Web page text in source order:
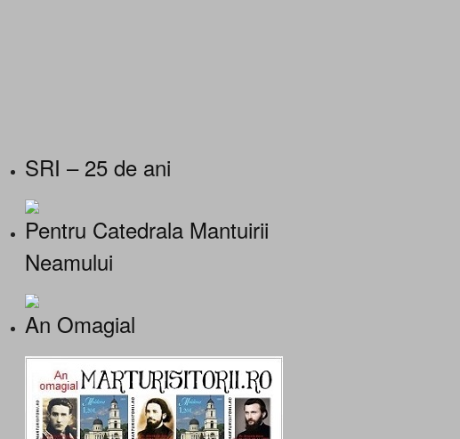
SRI – 25 de ani
Pentru Catedrala Mantuirii
Neamului
An Omagial